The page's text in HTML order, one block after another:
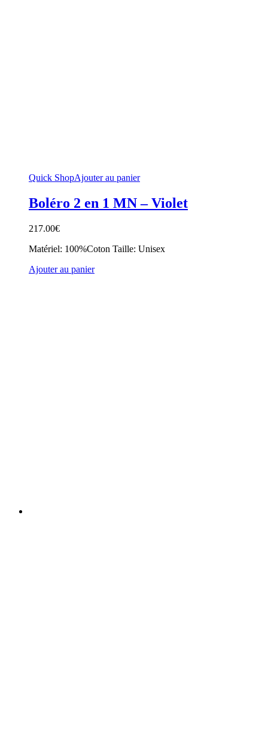
Quick ShopAjouter au panier
Boléro 2 en 1 MN – Violet
217.00€
Matériel: 100%Coton Taille: Unisex
Ajouter au panier